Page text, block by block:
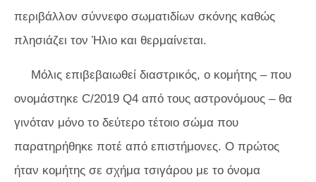
περιβάλλον σύννεφο σωματιδίων σκόνης καθώς
πλησιάζει τον Ήλιο και θερμαίνεται.
Μόλις επιβεβαιωθεί διαστρικός, ο κομήτης – που
ονομάστηκε C/2019 Q4 από τους αστρονόμους – θα
γινόταν μόνο το δεύτερο τέτοιο σώμα που
παρατηρήθηκε ποτέ από επιστήμονες. Ο πρώτος
ήταν κομήτης σε σχήμα τσιγάρου με το όνομα